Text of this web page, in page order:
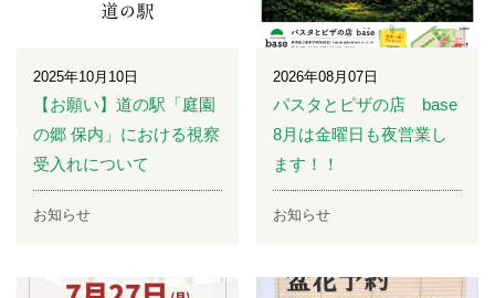
2025年10月10日
【お願い】道の駅「庭園
の郷 保内」における視察
受入れについて
お知らせ
2026年08月07日
パスタとピザの店 base
8月は金曜日も夜営業し
ます！！
お知らせ